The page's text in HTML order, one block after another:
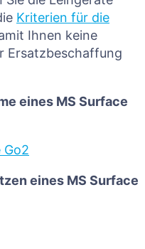
Kriterien für die
Ihnen keine
Ersatzbeschaffung
eines MS Surface
Go2
eines MS Surface